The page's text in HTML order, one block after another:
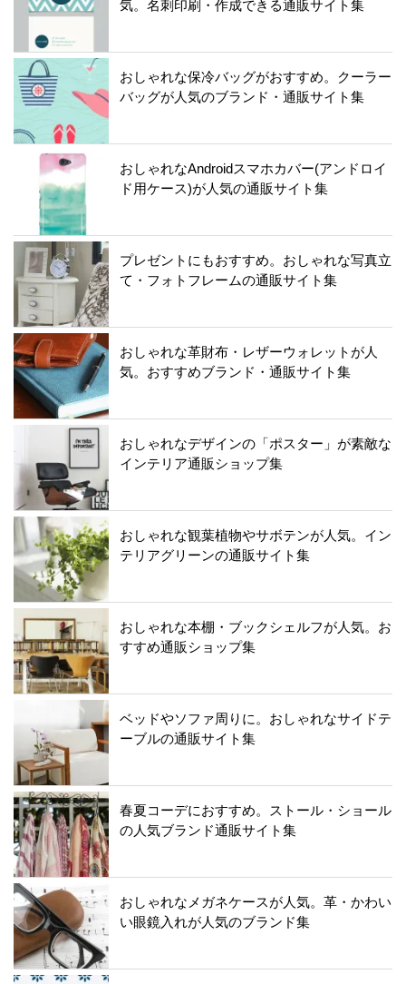
気。名刺印刷・作成できる通販サイト集
おしゃれな保冷バッグがおすすめ。クーラー
バッグが人気のブランド・通販サイト集
おしゃれなAndroidスマホカバー(アンドロイ
ド用ケース)が人気の通販サイト集
プレゼントにもおすすめ。おしゃれな写真立
て・フォトフレームの通販サイト集
おしゃれな革財布・レザーウォレットが人
気。おすすめブランド・通販サイト集
おしゃれなデザインの「ポスター」が素敵な
インテリア通販ショップ集
おしゃれな観葉植物やサボテンが人気。イン
テリアグリーンの通販サイト集
おしゃれな本棚・ブックシェルフが人気。お
すすめ通販ショップ集
ベッドやソファ周りに。おしゃれなサイドテ
ーブルの通販サイト集
春夏コーデにおすすめ。ストール・ショール
の人気ブランド通販サイト集
おしゃれなメガネケースが人気。革・かわい
い眼鏡入れが人気のブランド集